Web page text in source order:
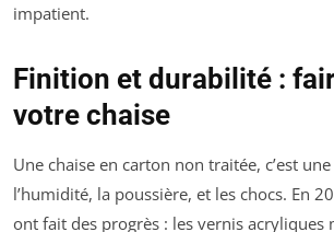
impatient.
Finition et durabilité :
votre chaise
Une chaise en carton non traitée, c’est
l’humidité, la poussière, et les chocs. En
ont fait des progrès : les vernis acryliques